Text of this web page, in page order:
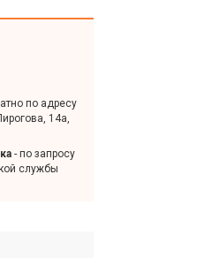
по адресу
14а,
- по запросу
службы